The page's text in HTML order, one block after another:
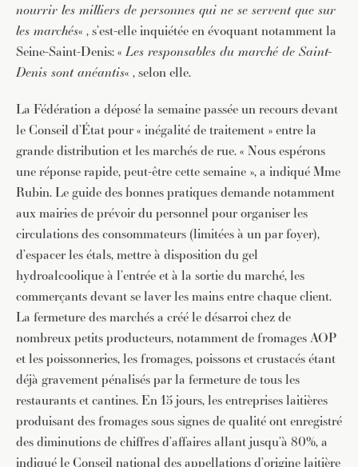
nourrir les milliers de personnes qui ne se servent que sur
les marchés« , s’est-elle inquiétée en évoquant notamment la
Seine-Saint-Denis: «Les responsables du marché de Saint-
Denis sont anéantis« , selon elle.
La Fédération a déposé la semaine passée un recours devant
le Conseil d’État pour « inégalité de traitement » entre la
grande distribution et les marchés de rue. « Nous espérons
une réponse rapide, peut-être cette semaine », a indiqué Mme
Rubin. Le guide des bonnes pratiques demande notamment
aux mairies de prévoir du personnel pour organiser les
circulations des consommateurs (limitées à un par foyer),
d’espacer les étals, mettre à disposition du gel
hydroalcoolique à l’entrée et à la sortie du marché, les
commerçants devant se laver les mains entre chaque client.
La fermeture des marchés a créé le désarroi chez de
nombreux petits producteurs, notamment de fromages AOP
et les poissonneries, les fromages, poissons et crustacés étant
déjà gravement pénalisés par la fermeture de tous les
restaurants et cantines. En 15 jours, les entreprises laitières
produisant des fromages sous signes de qualité ont enregistré
des diminutions de chiffres d’affaires allant jusqu’à 80%, a
indiqué le Conseil national des appellations d’origine laitière